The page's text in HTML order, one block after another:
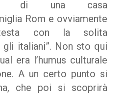
di una casa
Rom e ovviamente
con la solita
gli italiani”. Non sto qui
era l’humus culturale
A un certo punto si
,
che poi si scoprirà